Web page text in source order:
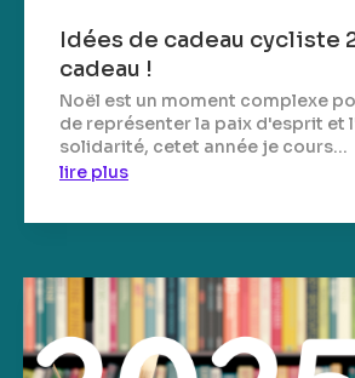
Idées de cadeau cycliste
cadeau !
Noël est un moment complexe
de représenter la paix d'esprit et
solidarité, cetet année je cours...
lire plus